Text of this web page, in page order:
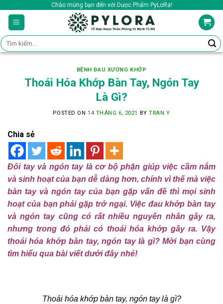
content
Chào mừng bạn đến với Dược Phẩm PyLoRa!
Tìm
kiếm:
BỆNH ĐAU XƯƠNG KHỚP
Thoái Hóa Khớp Bàn Tay, Ngón Tay
Là Gì?
POSTED ON 14 THÁNG 6, 2021 BYTRAN Y
Chia sẻ
Đôi tay và ngón tay là cơ bộ phận giúp việc cầm nắm
và sinh hoạt của bạn dễ dàng hơn, chính vì thế mà việc
bàn tay và ngón tay của bạn gặp vấn đề thì mọi sinh
hoạt của bạn phải gặp trở ngại. Việc đau khớp bàn tay
và ngón tay cũng có rất nhiều nguyên nhân gây ra,
nhưng trong đó phải có thoái hóa khớp gây ra. Vậy
thoái hóa khớp bàn tay, ngón tay là gì? Mời bạn cùng
tìm hiểu qua bài viết dưới đây nhé!
Thoái hóa khớp bàn tay, ngón tay là gì?